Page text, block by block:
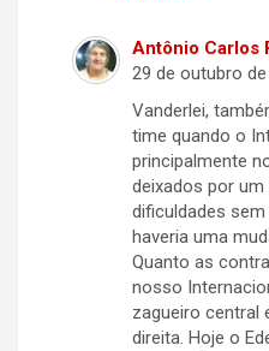
Antônio Carlos
29 de outubro de
Vanderlei,
time quando o
principalmente
deixados por
dificuldades
haveria uma
Quanto as
nosso
zagueiro central
direita. Hoje o